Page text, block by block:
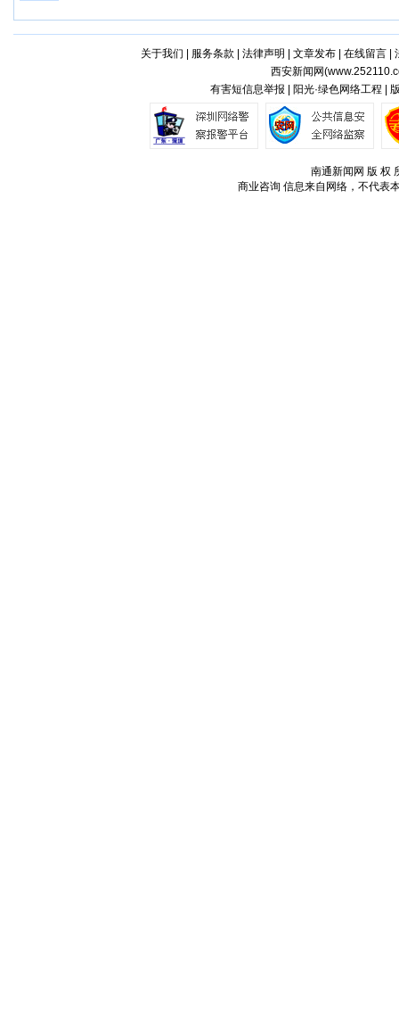
关于我们 服务条款 法律声明 文章发布| 在线留言|
西安新闻网(
有害短信息举报 | 阳光·绿色网络工程 |
南通新闻网 版 权
商业咨询 信息来自网络，不代表